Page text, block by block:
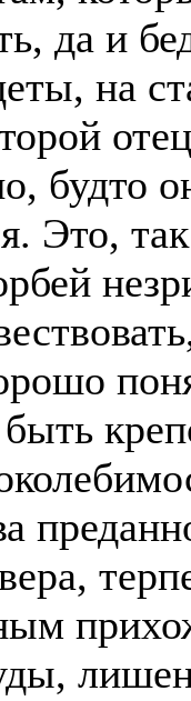
да и
на
будто
Это,